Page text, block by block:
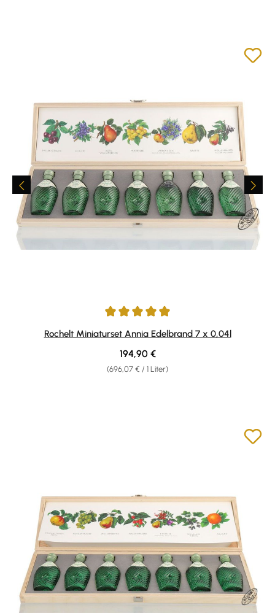
Durchschnittliche Bewertung von 5 von 5 Sternen
Rochelt Miniaturset Annia Edelbrand 7 x 0,04l
(696,07 € / 1 Liter)
Regulärer Preis:
194,90 €